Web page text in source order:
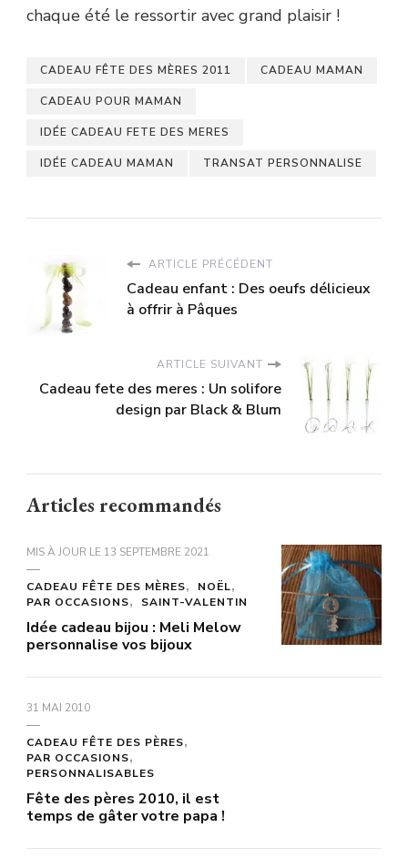
chaque été le ressortir avec grand plaisir !
CADEAU FÊTE DES MÈRES 2011 CADEAU MAMAN
CADEAU POUR MAMAN
IDÉE CADEAU FETE DES MERES
IDÉE CADEAU MAMAN TRANSAT PERSONNALISE
ARTICLE PRÉCÉDENT
Cadeau enfant : Des oeufs délicieux
à offrir à Pâques
ARTICLE SUIVANT
Cadeau fete des meres : Un solifore
design par Black & Blum
Articles recommandés
MIS À JOUR LE 13 SEPTEMBRE 2021
CADEAU FÊTE DES MÈRES
NOËL
PAR OCCASIONS
SAINT-VALENTIN
Idée cadeau bijou : Meli Melow
personnalise vos bijoux
31 MAI 2010
CADEAU FÊTE DES PÈRES
PAR OCCASIONS
PERSONNALISABLES
Fête des pères 2010, il est
temps de gâter votre papa !